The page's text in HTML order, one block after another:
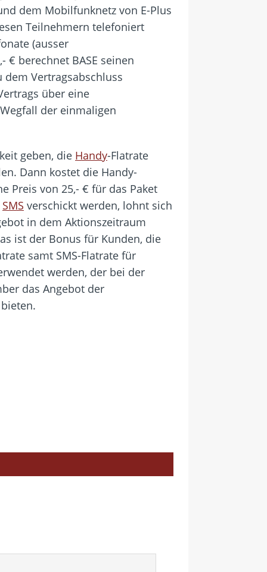
dem Mobilfunknetz von E-Plus
Teilnehmern telefoniert
(ausser
€ berechnet BASE seinen
dem Vertragsabschluss
über eine
der einmaligen
geben, die Handy-Flatrate
Dann kostet die Handy-
Preis von 25,- € für das Paket
SMS verschickt werden, lohnt sich
in dem Aktionszeitraum
ist der Bonus für Kunden, die
samt SMS-Flatrate für
werden, der bei der
das Angebot der